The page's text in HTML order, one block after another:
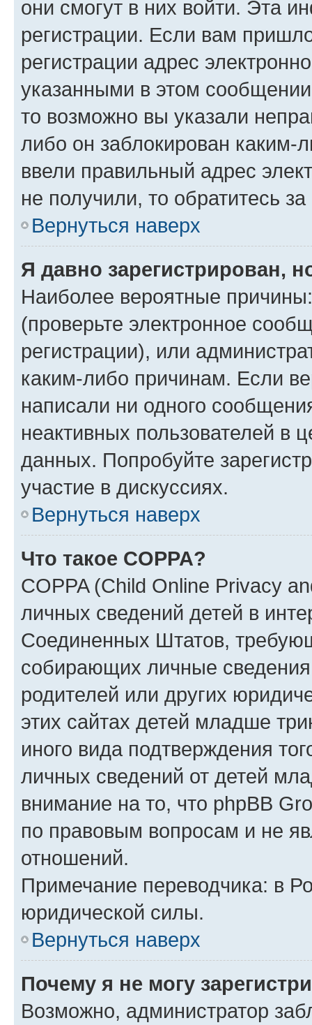
они смогут в них войти. Эта
регистрации. Если вам
регистрации адрес
указанными в этом
то возможно вы указали
либо он заблокирован
ввели правильный адрес
не получили, то обратитесь
Вернуться наверх
Я давно зарегистрирован,
Наиболее вероятные
(проверьте электронное
регистрации), или
каким-либо причинам. Если
написали ни одного
неактивных пользователей в
данных. Попробуйте
участие в дискуссиях.
Вернуться наверх
Что такое COPPA?
COPPA (Child Online Privacy
личных сведений детей в
Соединенных Штатов,
собирающих личные
родителей или других
этих сайтах детей младше
иного вида подтверждения
личных сведений от детей
внимание на то, что phpBB
по правовым вопросам и не
отношений.
Примечание переводчика: в
юридической силы.
Вернуться наверх
Почему я не могу
Возможно, администратор